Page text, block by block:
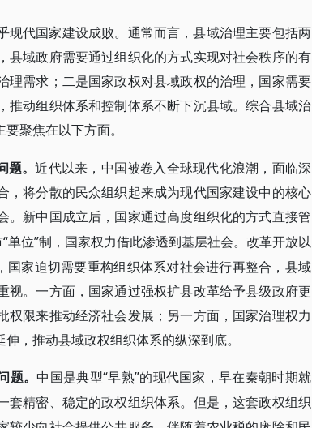
现代国家建设成败。通常而言，县域治理主要包括两
县域政府需要通过组织化的方式实现对社会秩序的有
理需求；二是国家政权对县域政权的治理，国家需要
推动组织体系和控制体系不断下沉县域。综合县域治
聚焦在以下方面。
题。近代以来，中国被卷入全球现代化浪潮，面临深
，将分散的民众组织起来成为现代国家建设中的核心
。新中国成立后，国家通过高度组织化的方式直接管
单位”制，国家权力借此渗透到基层社会。改革开放以
国家迫切需要重构组织体系对社会进行再整合，县域
。一方面，国家通过强权扩县改革给予县级政府更
限来推动经济社会发展；另一方面，国家治理权力
，推动县域政权组织体系的纵深到底。
题。中国是典型“早熟”的现代国家，早在秦朝时期就
精密、稳定的政权组织体系。但是，这套政权组织